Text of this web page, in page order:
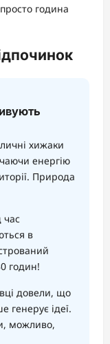
година
хижаки
енергію
Природа
час
в
годин!
довели, що
генерує ідеї.
можливо,